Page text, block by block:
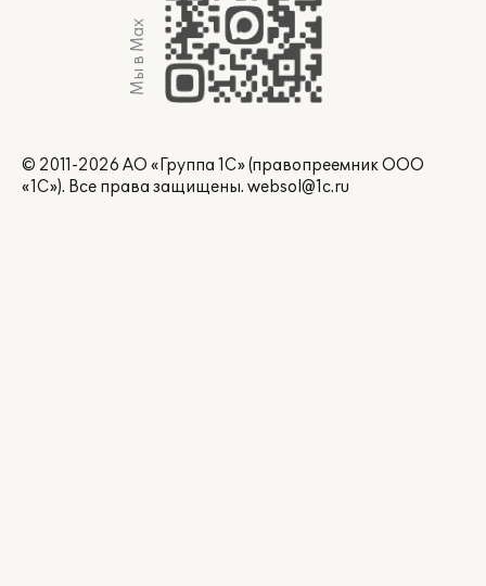
Мы в Max
© 2011-2026 АО «Группа 1С» (правопреемник ООО
«1С»). Все права защищены. websol@1c.ru